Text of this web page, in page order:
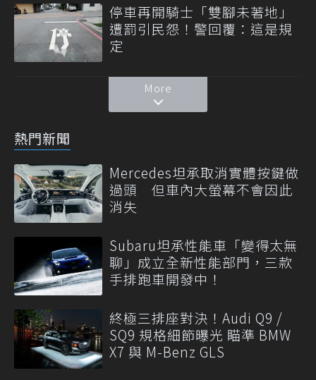
停車再開騎士「雙腳未著地」
遭罰引民怨！警回覆：這是規
定
More
熱門新聞
Mercedes坦承取消實體按鍵做
過頭 但車內大螢幕不會因此
消失
Subaru坦承性能車「變得太無
聊」成立全新性能部門，三款
手排跑車開發中！
終極三排座對決！Audi Q9 /
SQ9 規格細節曝光 瞄準 BMW
X7 與 M-Benz GLS